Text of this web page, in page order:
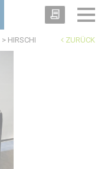
ZURÜCK
> HIRSCHI